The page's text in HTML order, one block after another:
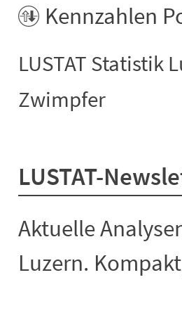
Kennzahlen
LUSTAT Statistik
Zwimpfer
LUSTAT-
Aktuelle
Luzern.